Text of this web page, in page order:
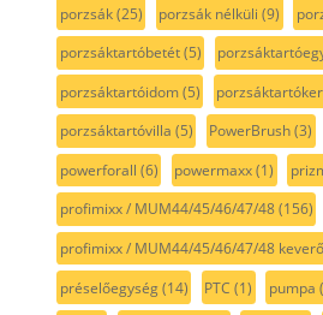
porzsák(25) porzsák nélküli (9)
porzsáktartóbetét(5)
porzsáktartóidom(5)
porzsáktartóvilla (5) PowerBrush(3)
powerforall (6) powermaxx(1)
profimixx / MUM44/45/46/47/48(156)
profimixx / MUM44/45/46/47/48 keverő
préselőegység(14) PTC (1) pumpa